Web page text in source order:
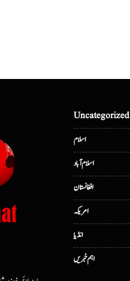
Uncategorized
اسلام
اسلام آباد
افغانستان
امریکہ
انڈیا
اہم خبریں